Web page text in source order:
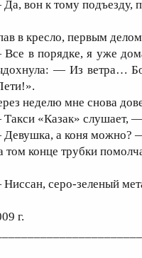
вон к тому подъезду,
в кресло, первым
в порядке, я уже
— Из ветра…
неделю мне снова
«Казак» слушает, —
а коня можно? —
том конце трубки
серо-зеленый
г.